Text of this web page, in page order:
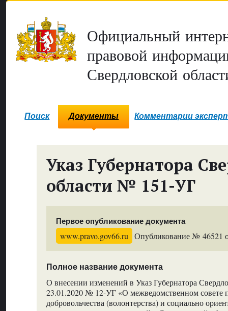
Официальный
правовой
Свердловской
Поиск Документы Комментарии
Указ Губернатора
области № 151-УГ
Первое опубликование документа
www.pravo.gov66.ru Опубликование № 46521
Полное название документа
О внесении изменений в Указ Губернатора
23.01.2020 № 12-УГ «О межведомственном совете
добровольчества (волонтерства) и социально